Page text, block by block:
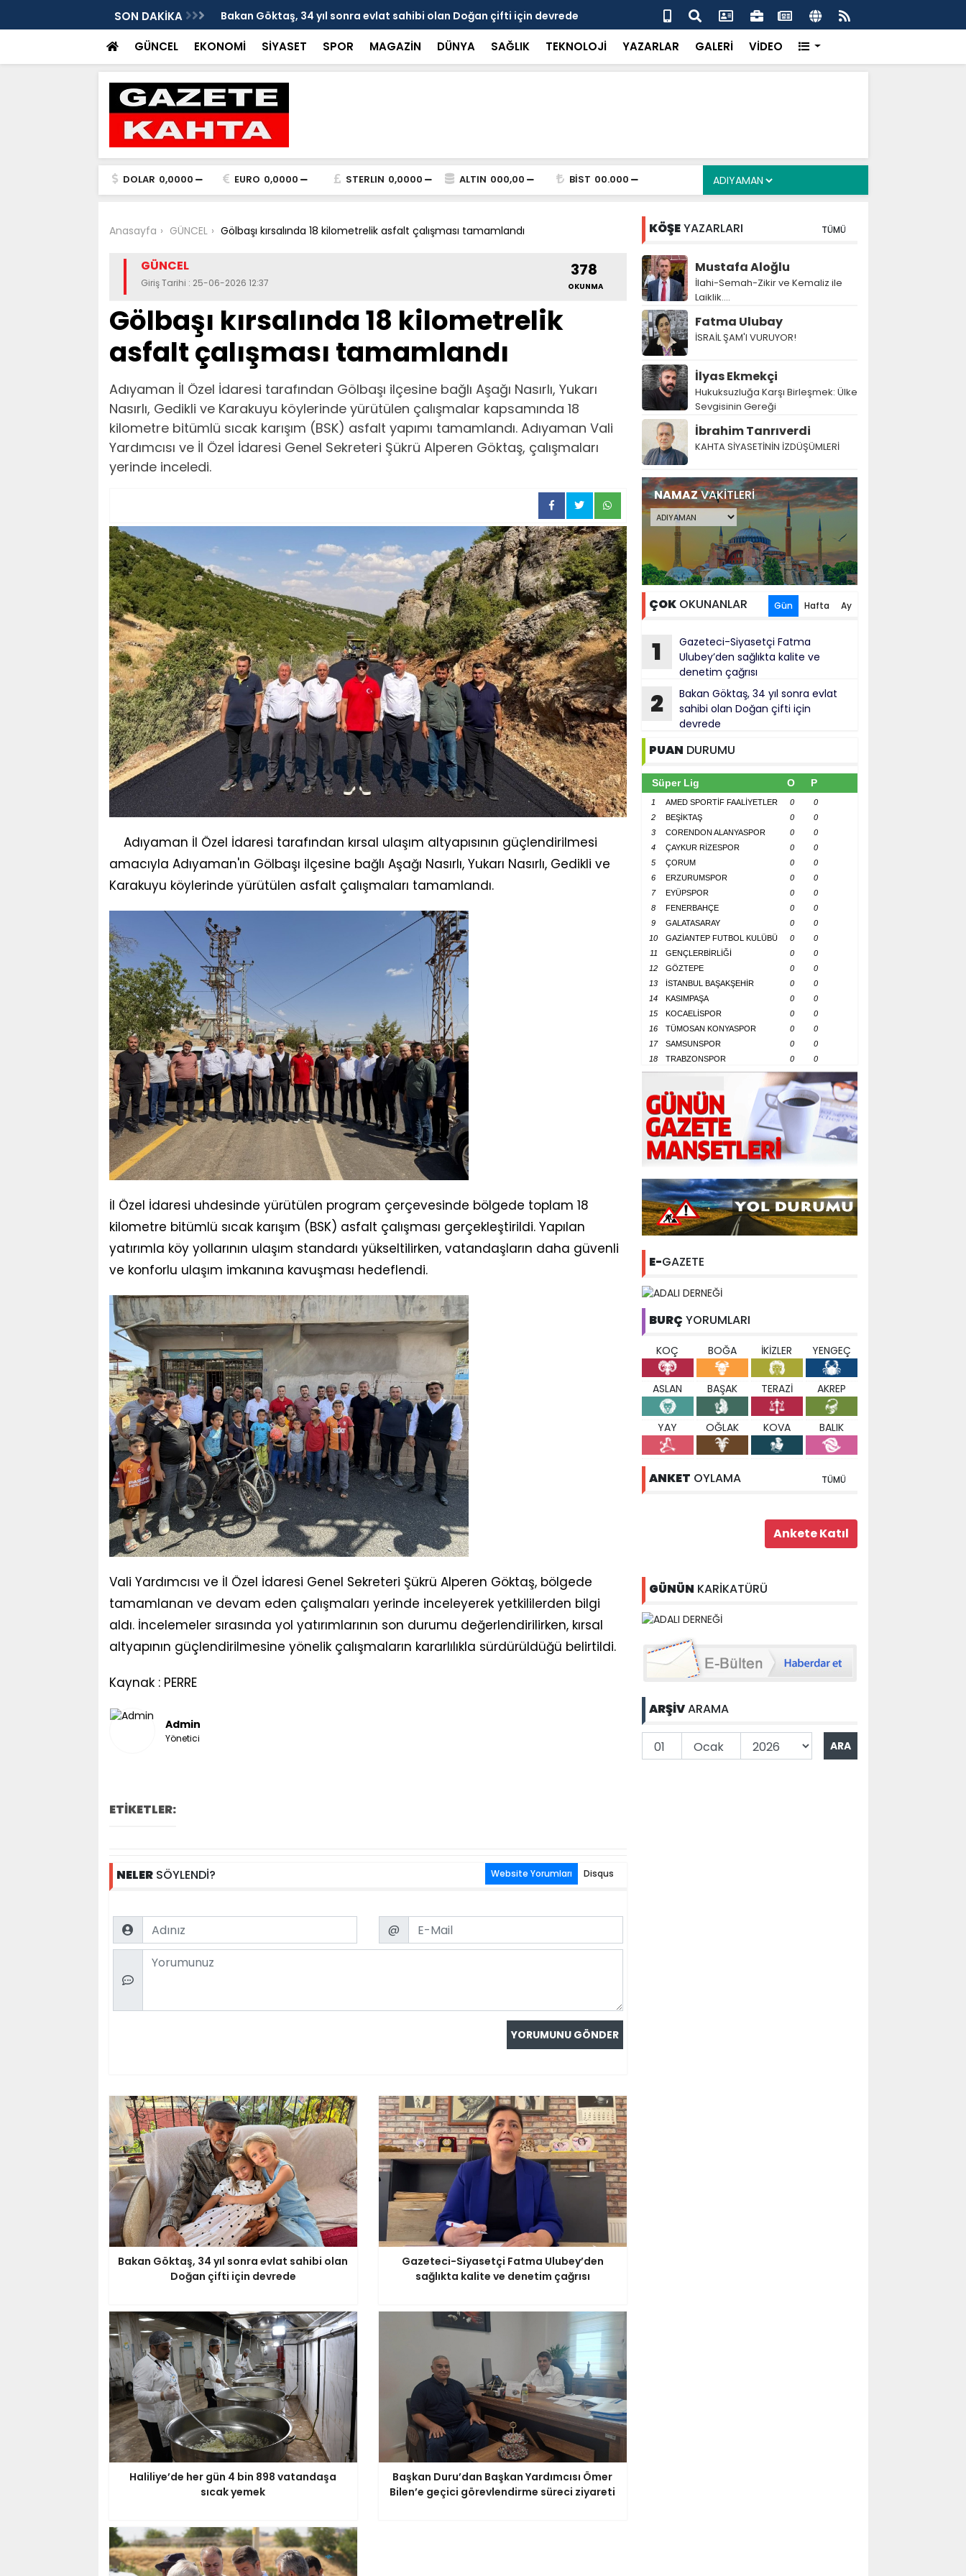
SON DAKİKA
sahibi olan Doğan çifti için devrede
Gazeteci-Siyasetçi Fatma Ulubey’den sağlıkta kalite ve denetim
çağrısı
Narinceliler Derneği’nden Gazete Kahta İmtiyaz Sahibi Mustafa
Kamış’a Teşekkür Plaketi.
GÜNCEL EKONOMİ SİYASET SPOR MAGAZİN DÜNYA SAĞLIK TEKNOLOJİ YAZARLAR GALERİ VİDEO
DOLAR 0,0000 EURO 0,0000 STERLIN 0,0000 ALTIN 000,00 BİST 00.000
Anasayfa GÜNCEL Gölbaşı kırsalında 18 kilometrelik asfalt çalışması tamamlandı
GÜNCEL
Giriş Tarihi : 25-06-2026 12:37
378
OKUNMA
Gölbaşı kırsalında 18 kilometrelik
asfalt çalışması tamamlandı
Adıyaman İl Özel İdaresi tarafından Gölbaşı ilçesine bağlı Aşağı Nasırlı, Yukarı
Nasırlı, Gedikli ve Karakuyu köylerinde yürütülen çalışmalar kapsamında 18
kilometre bitümlü sıcak karışım (BSK) asfalt yapımı tamamlandı. Adıyaman Vali
Yardımcısı ve İl Özel İdaresi Genel Sekreteri Şükrü Alperen Göktaş, çalışmaları
yerinde inceledi.
Adıyaman İl Özel İdaresi tarafından kırsal ulaşım altyapısının güçlendirilmesi
amacıyla Adıyaman'ın Gölbaşı ilçesine bağlı Aşağı Nasırlı, Yukarı Nasırlı, Gedikli ve
Karakuyu köylerinde yürütülen asfalt çalışmaları tamamlandı.
İl Özel İdaresi uhdesinde yürütülen program çerçevesinde bölgede toplam 18
kilometre bitümlü sıcak karışım (BSK) asfalt çalışması gerçekleştirildi. Yapılan
yatırımla köy yollarının ulaşım standardı yükseltilirken, vatandaşların daha güvenli
ve konforlu ulaşım imkanına kavuşması hedeflendi.
Vali Yardımcısı ve İl Özel İdaresi Genel Sekreteri Şükrü Alperen Göktaş, bölgede
tamamlanan ve devam eden çalışmaları yerinde inceleyerek yetkililerden bilgi
aldı. İncelemeler sırasında yol yatırımlarının son durumu değerlendirilirken, kırsal
altyapının güçlendirilmesine yönelik çalışmaların kararlılıkla sürdürüldüğü belirtildi.
Kaynak : PERRE
Admin
Yönetici
ETİKETLER:
NELERSÖYLENDİ? Website Yorumları Disqus
Name Email
@
Comment
Bakan Göktaş, 34 yıl sonra evlat sahibi olan
Doğan çifti için devrede
Gazeteci-Siyasetçi Fatma Ulubey’den
sağlıkta kalite ve denetim çağrısı
Haliliye’de her gün 4 bin 898 vatandaşa
sıcak yemek
Başkan Duru’dan Başkan Yardımcısı Ömer
Bilen’e geçici görevlendirme süreci ziyareti
KÖŞEYAZARLARI TÜMÜ
Mustafa Aloğlu
İlahi-Semah-Zikir ve Kemaliz ile
Laiklik….
Fatma Ulubay
İSRAİL ŞAM'I VURUYOR!
İlyas Ekmekçi
Hukuksuzluğa Karşı Birleşmek: Ülke
Sevgisinin Gereği
İbrahim Tanrıverdi
KAHTA SİYASETİNİN İZDÜŞÜMLERİ
NAMAZVAKİTLERİ
ÇOKOKUNANLAR Gün Hafta Ay
1
Gazeteci-Siyasetçi Fatma
Ulubey’den sağlıkta kalite ve
denetim çağrısı
2
Bakan Göktaş, 34 yıl sonra evlat
sahibi olan Doğan çifti için
devrede
PUAN DURUMU
Süper Lig O P
1 AMED SPORTİF FAALİYETLER 0
0
2
BEŞİKTAŞ 0
0
3
CORENDON ALANYASPOR 0
0
4
ÇAYKUR RİZESPOR 0
0
5
ÇORUM 0
0
6
ERZURUMSPOR 0
0
7
EYÜPSPOR 0
0
8
FENERBAHÇE 0
0
9
GALATASARAY 0
0
10
GAZİANTEP FUTBOL KULÜBÜ 0
0
11
GENÇLERBİRLİĞİ 0
0
12
GÖZTEPE 0
0
13
İSTANBUL BAŞAKŞEHİR 0
0
14
KASIMPAŞA 0
0
15
KOCAELİSPOR 0
0
16
TÜMOSAN KONYASPOR 0
0
17
SAMSUNSPOR 0
0
18
TRABZONSPOR 0 0
E-GAZETE
BURÇ YORUMLARI
KOÇ BOĞA İKİZLER YENGEÇ
ASLAN BAŞAK TERAZİ AKREP
YAY OĞLAK KOVA BALIK
ANKET OYLAMA TÜMÜ
GÜNÜN KARİKATÜRÜ
ARŞİVARAMA